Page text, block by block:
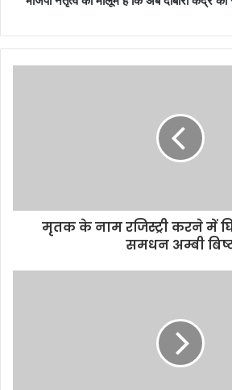
मृतक के नाम रजिस्ट्री करने में
समधन अम्बी